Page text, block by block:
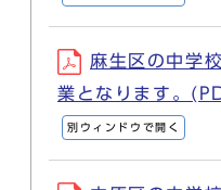
麻生区の中学
業となります。
別ウィンドウで開く